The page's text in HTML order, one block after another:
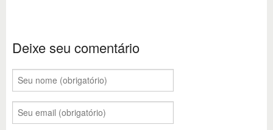
Deixe seu comentário